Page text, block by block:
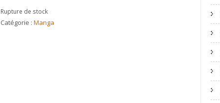
Rupture de stock
Catégorie : Manga